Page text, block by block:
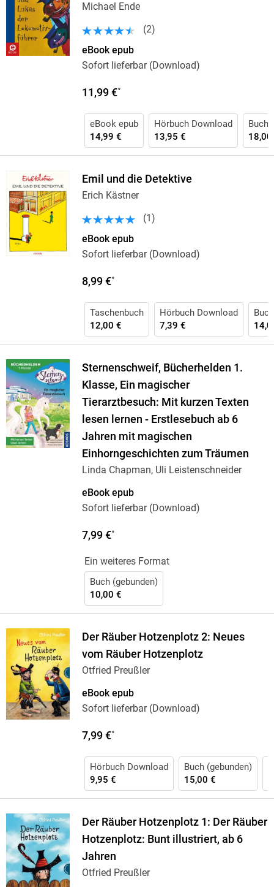
Michael Ende
(2)
eBook epub
Sofort lieferbar (Download)
11,99 €*
eBook epub
14,99 €
Hörbuch Download
13,95 €
Buch
18,00
Emil und die Detektive
Erich Kästner
(1 )
eBook epub
Sofort lieferbar (Download)
8,99 €*
Taschenbuch
12,00 €
Hörbuch Download
7,39 €
Sternenschweif, Bücherhelden 1.
Klasse, Ein magischer
Tierarztbesuch: Mit kurzen Texten
lesen lernen - Erstlesebuch ab 6
Jahren mit magischen
Einhorngeschichten zum Träumen
Linda Chapman, Uli Leistenschneider
eBook epub
Sofort lieferbar (Download)
7,99 €*
Ein weiteres Format
Buch (gebunden)
10,00 €
Der Räuber Hotzenplotz 2: Neues
vom Räuber Hotzenplotz
Otfried Preußler
eBook epub
Sofort lieferbar (Download)
7,99 €*
Hörbuch Download
9,95 €
Buch (gebunden)
15,00 €
Der Räuber Hotzenplotz 1: Der Räuber
Hotzenplotz: Bunt illustriert, ab 6
Jahren
Otfried Preußler